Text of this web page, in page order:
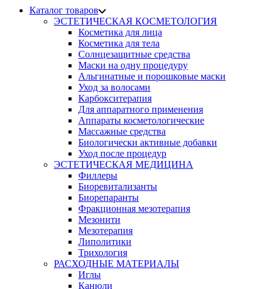
Каталог товаров
ЭСТЕТИЧЕСКАЯ КОСМЕТОЛОГИЯ
Косметика для лица
Косметика для тела
Солнцезащитные средства
Маски на одну процедуру
Альгинатные и порошковые маски
Уход за волосами
Карбокситерапия
Для аппаратного применения
Аппараты косметологические
Массажные средства
Биологически активные добавки
Уход после процедур
ЭСТЕТИЧЕСКАЯ МЕДИЦИНА
Филлеры
Биоревитализанты
Биорепаранты
Фракционная мезотерапия
Мезонити
Мезотерапия
Липолитики
Трихология
РАСХОДНЫЕ МАТЕРИАЛЫ
Иглы
Канюли